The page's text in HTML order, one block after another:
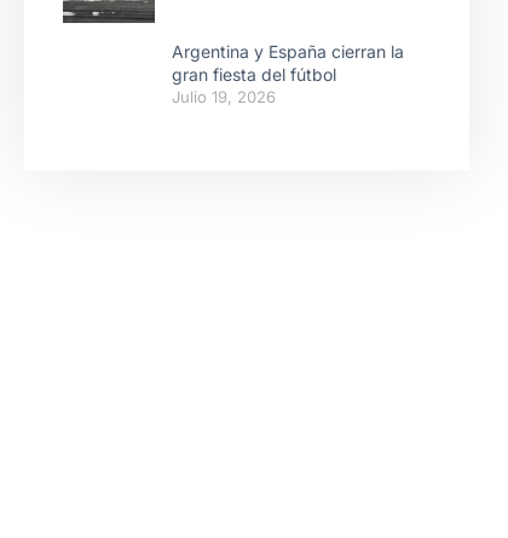
Argentina y España cierran la
gran fiesta del fútbol
Julio 19, 2026